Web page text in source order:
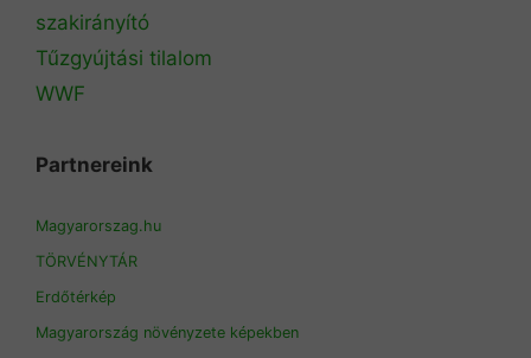
szakirányító
Tűzgyújtási tilalom
WWF
Partnereink
Magyarorszag.hu
TÖRVÉNYTÁR
Erdőtérkép
Magyarország növényzete képekben